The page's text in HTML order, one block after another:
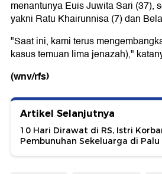
menantunya Euis Juwita Sari (37),
yakni Ratu Khairunnisa (7) dan
"Saat ini, kami terus
kasus temuan lima jenazah),"
(wnv/rfs)
Artikel Selanjutnya
10 Hari Dirawat di RS, Istri
Pembunuhan Sekeluarga di